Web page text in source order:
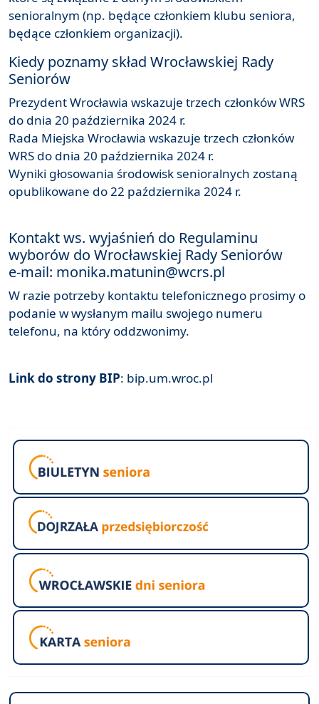
senioralnym (np. będące członkiem klubu seniora,
będące członkiem organizacji).
Kiedy poznamy skład Wrocławskiej Rady
Seniorów
Prezydent Wrocławia wskazuje trzech członków WRS
do dnia 20 października 2024 r.
Rada Miejska Wrocławia wskazuje trzech członków
WRS do dnia 20 października 2024 r.
Wyniki głosowania środowisk senioralnych zostaną
opublikowane do 22 października 2024 r.
Kontakt ws. wyjaśnień do Regulaminu
wyborów do Wrocławskiej Rady Seniorów
e-mail: monika.matunin@wcrs.pl
W razie potrzeby kontaktu telefonicznego prosimy o
podanie w wysłanym mailu swojego numeru
telefonu, na który oddzwonimy.
Link do strony BIP: bip.um.wroc.pl